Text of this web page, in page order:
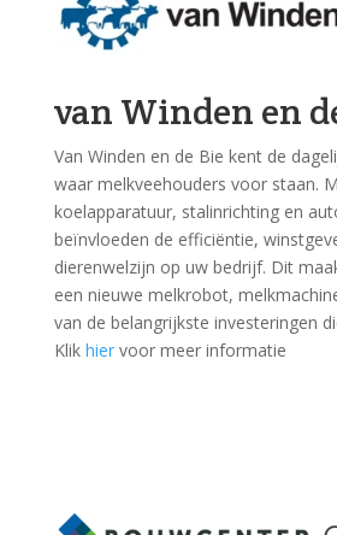
van Winden en
Van Winden en de Bie kent de
waar melkveehouders voor staan.
koelapparatuur, stalinrichting en
beïnvloeden de efficiëntie,
dierenwelzijn op uw bedrijf. Dit
een nieuwe melkrobot,
van de belangrijkste investeringen
Klik hiervoor meer informatie